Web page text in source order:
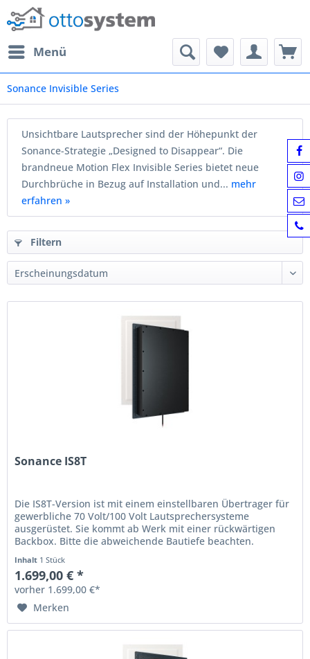
Menü
Sonance Invisible Series
Unsichtbare Lautsprecher sind der Höhepunkt der
Sonance-Strategie „Designed to Disappear“. Die
brandneue Motion Flex Invisible Series bietet neue
Durchbrüche in Bezug auf Installation und... mehr
erfahren »
Filtern
Sonance IS8T
Die IS8T-Version ist mit einem einstellbaren Übertrager für
gewerbliche 70 Volt/100 Volt Lautsprechersysteme
ausgerüstet. Sie kommt ab Werk mit einer rückwärtigen
Backbox. Bitte die abweichende Bautiefe beachten.
Inhalt 1 Stück
1.699,00 € *
vorher 1.699,00 €*
Merken